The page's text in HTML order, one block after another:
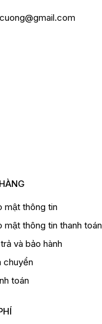
mật thông tin
mật thông tin thanh toán
và bảo hành
chuyển
toán